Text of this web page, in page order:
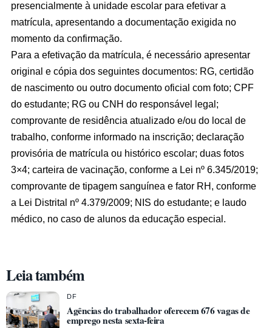
presencialmente à unidade escolar para efetivar a
matrícula, apresentando a documentação exigida no
momento da confirmação.
Para a efetivação da matrícula, é necessário apresentar
original e cópia dos seguintes documentos: RG, certidão
de nascimento ou outro documento oficial com foto; CPF
do estudante; RG ou CNH do responsável legal;
comprovante de residência atualizado e/ou do local de
trabalho, conforme informado na inscrição; declaração
provisória de matrícula ou histórico escolar; duas fotos
3×4; carteira de vacinação, conforme a Lei nº 6.345/2019;
comprovante de tipagem sanguínea e fator RH, conforme
a Lei Distrital nº 4.379/2009; NIS do estudante; e laudo
médico, no caso de alunos da educação especial.
Leia também
DF
Agências do trabalhador oferecem 676 vagas de
emprego nesta sexta-feira